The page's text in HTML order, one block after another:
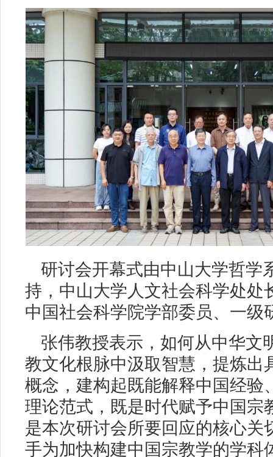
研讨会开幕式由中山大学哲学
持，中山大学人文社会科学处处
中国社会科学院学部委员、一级
张伟教授表示，如何从中华文
教文化根脉中汲取智慧，提炼出
概念，建构起既能解释中国经验
理论范式，既是时代赋予中国宗
是本次研讨会所要回应的核心关
手为加快构建中国宗教学的学科